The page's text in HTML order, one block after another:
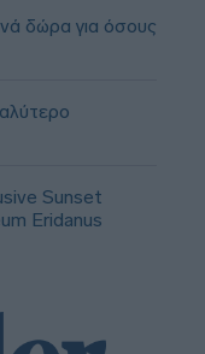
δώρα για όσους
Sunset
Eridanus